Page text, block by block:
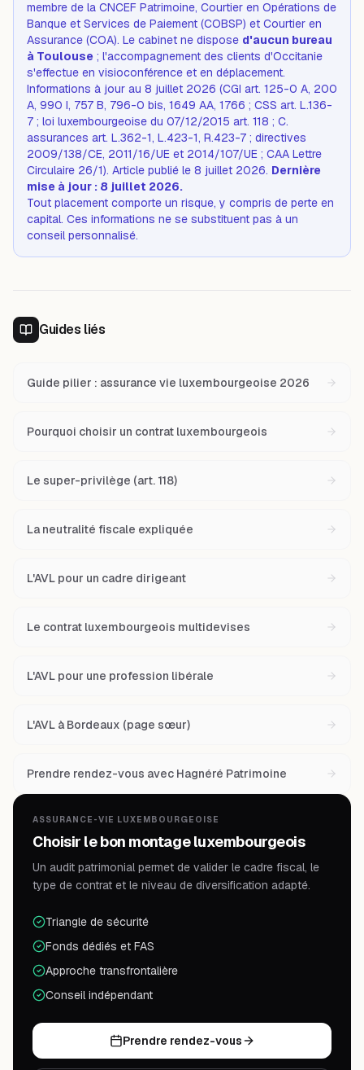
membre de la CNCEF Patrimoine, Courtier en Opérations de
Banque et Services de Paiement (COBSP) et Courtier en
Assurance (COA). Le cabinet ne dispose d'aucun bureau
à Toulouse ; l'accompagnement des clients d'Occitanie
s'effectue en visioconférence et en déplacement.
Informations à jour au 8 juillet 2026 (CGI art. 125-0 A, 200
A, 990 I, 757 B, 796-0 bis, 1649 AA, 1766 ; CSS art. L.136-
7 ; loi luxembourgeoise du 07/12/2015 art. 118 ; C.
assurances art. L.362-1, L.423-1, R.423-7 ; directives
2009/138/CE, 2011/16/UE et 2014/107/UE ; CAA Lettre
Circulaire 26/1). Article publié le 8 juillet 2026. Dernière
mise à jour : 8 juillet 2026.
Tout placement comporte un risque, y compris de perte en
capital. Ces informations ne se substituent pas à un
conseil personnalisé.
Guides liés
Guide pilier : assurance vie luxembourgeoise 2026
Pourquoi choisir un contrat luxembourgeois
Le super-privilège (art. 118)
La neutralité fiscale expliquée
L'AVL pour un cadre dirigeant
Le contrat luxembourgeois multidevises
L'AVL pour une profession libérale
L'AVL à Bordeaux (page sœur)
Prendre rendez-vous avec Hagnéré Patrimoine
ASSURANCE-VIE LUXEMBOURGEOISE
Choisir le bon montage luxembourgeois
Un audit patrimonial permet de valider le cadre fiscal, le
type de contrat et le niveau de diversification adapté.
Triangle de sécurité
Fonds dédiés et FAS
Approche transfrontalière
Conseil indépendant
Prendre rendez-vous